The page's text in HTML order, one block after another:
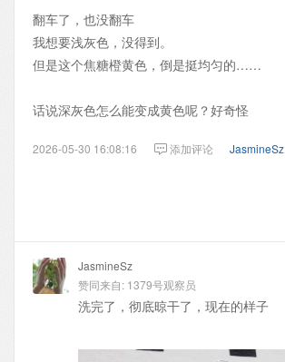
翻车了，也没翻车
我想要浅灰色，没得到。
但是这个焦糖橙黄色，倒是挺均匀的……
话说深灰色怎么能变成黄色呢？好奇怪
2026-05-30 16:08:16 添加评论 JasmineSz
JasmineSz
赞同来自: 1379号观察员
洗完了，彻底晾干了，现在的样子